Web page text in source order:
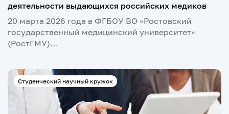
деятельности выдающихся российских медиков
20 марта 2026 года в ФГБОУ ВО «Ростовский
государственный медицинский университет»
(РостГМУ)…
Студенческий научный кружок